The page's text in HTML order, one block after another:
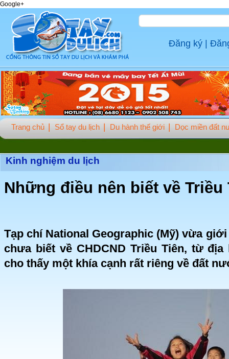
Google+
Đăng ký
Trang chủ Sổ tay du lịch Du hành thế giới Dọc miền đất
Kinh nghiệm du lịch
Những điều nên biết về Triều
Tạp chí National Geographic (Mỹ) vừa
chưa biết về CHDCND Triều Tiên, từ
cho thấy một khía cạnh rất riêng về đất